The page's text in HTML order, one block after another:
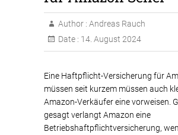
Author : Andreas Rauch
Date : 14. August 2024
Eine Haftpflicht-Versicherung für
müssen seit kurzem müssen auch
Amazon-Verkäufer eine vorweisen.
gesagt verlangt Amazon eine
Betriebshaftpflichtversicherung,